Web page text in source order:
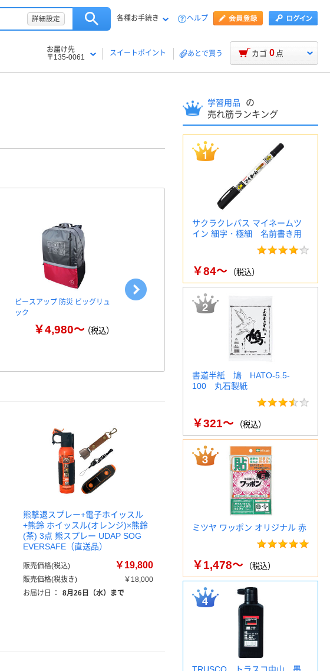
詳細設定 各種お手続き ヘルプ
お届け先
〒135-0061
スイートポイント あとで買う カゴ 0 点
ピースアップ 防災 ビッグリュ
ック
￥4,980～（税込）
エレコム バックパック
15.6inch 大容量 撥水加工 …
（税込）
熊撃退スプレー+電子ホイッスル
+熊鈴 ホイッスル(オレンジ)×熊鈴
(茶) 3点 熊スプレー UDAP SOG
EVERSAFE（直送品）
販売価格(税込) ￥19,800
販売価格(税抜き)
￥18,000
お届け日
： 8月26日（水）まで
学習用品
の
売れ筋ランキング
サクラクレパス マイネームツ
イン 細字・極細 名前書き用
￥84～ （税込）
書道半紙 鳩 HATO-5.5-
100 丸石製紙
￥321～ （税込）
ミツヤ ワッポン オリジナル 赤
￥1,478～ （税込）